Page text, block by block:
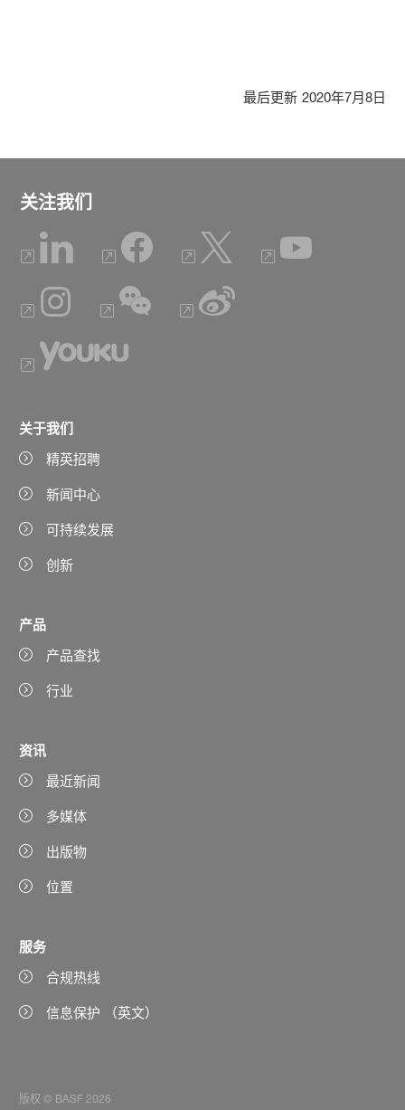
最后更新 2020年7月8日
关注我们
关于我们
精英招聘
新闻中心
可持续发展
创新
产品
产品查找
行业
资讯
最近新闻
多媒体
出版物
位置
服务
合规热线
信息保护 （英文）
版权 © BASF 2026